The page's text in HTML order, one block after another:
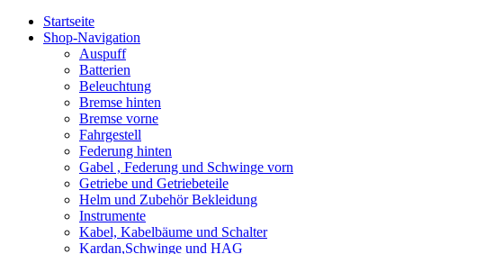
Startseite
Shop-Navigation
Auspuff
Batterien
Beleuchtung
Bremse hinten
Bremse vorne
Fahrgestell
Federung hinten
Gabel , Federung und Schwinge vorn
Getriebe und Getriebeteile
Helm und Zubehör Bekleidung
Instrumente
Kabel, Kabelbäume und Schalter
Kardan,Schwinge und HAG